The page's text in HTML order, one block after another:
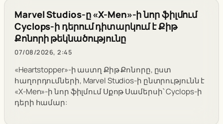
Marvel Studios-ը «X-Men»-ի նոր ֆիլմում
Cyclops-ի դերում դիտարկում է Քիթ
Քոնորի թեկնածությունը
07/08/2026, 2:45
«Heartstopper»-ի աստղ Քիթ Քոնորը, ըստ
հաղորդումների, Marvel Studios-ի ընտրությունն է
«X-Men»-ի նոր ֆիլմում Սքոթ Սամերսի՝ Cyclops-ի
դերի համար: